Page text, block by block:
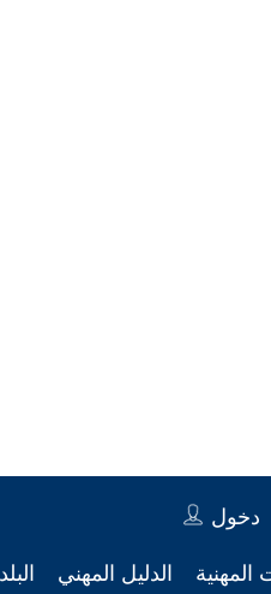
دخول
المهنية الدليل المهني البلد